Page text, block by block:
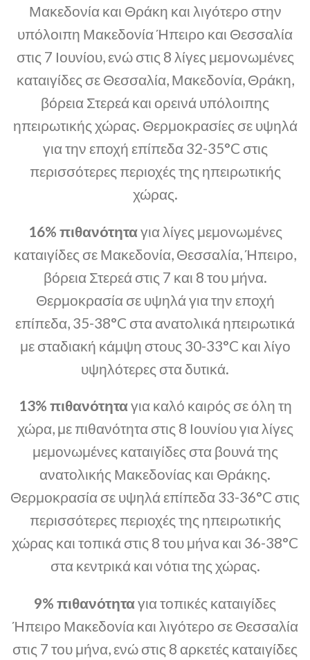
Μακεδονία και Θράκη και λιγότερο στην
υπόλοιπη Μακεδονία Ήπειρο και Θεσσαλία
στις 7 Ιουνίου, ενώ στις 8 λίγες μεμονωμένες
καταιγίδες σε Θεσσαλία, Μακεδονία, Θράκη,
βόρεια Στερεά και ορεινά υπόλοιπης
ηπειρωτικής χώρας. Θερμοκρασίες σε υψηλά
για την εποχή επίπεδα 32-35°C στις
περισσότερες περιοχές της ηπειρωτικής
χώρας.
16% πιθανότηταγια λίγες μεμονωμένες
καταιγίδες σε Μακεδονία, Θεσσαλία, Ήπειρο,
βόρεια Στερεά στις 7 και 8 του μήνα.
Θερμοκρασία σε υψηλά για την εποχή
επίπεδα, 35-38°C στα ανατολικά ηπειρωτικά
με σταδιακή κάμψη στους 30-33°C και λίγο
υψηλότερες στα δυτικά.
13% πιθανότηταγια καλό καιρός σε όλη τη
χώρα, με πιθανότητα στις 8 Ιουνίου για λίγες
μεμονωμένες καταιγίδες στα βουνά της
ανατολικής Μακεδονίας και Θράκης.
Θερμοκρασία σε υψηλά επίπεδα 33-36°C στις
περισσότερες περιοχές της ηπειρωτικής
χώρας και τοπικά στις 8 του μήνα και 36-38°C
στα κεντρικά και νότια της χώρας.
9% πιθανότηταγια τοπικές καταιγίδες
Ήπειρο Μακεδονία και λιγότερο σε Θεσσαλία
στις 7 του μήνα, ενώ στις 8 αρκετές καταιγίδες